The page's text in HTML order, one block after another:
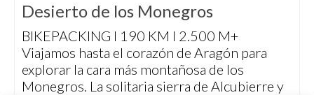
Desierto de los Monegros
BIKEPACKING I 190 KM I 2.500 M+
Viajamos hasta el corazón de Aragón para
explorar la cara más montañosa de los
Monegros. La solitaria sierra de Alcubierre y